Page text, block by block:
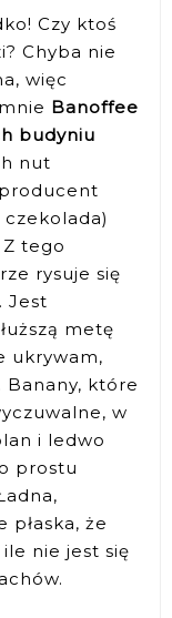
Czy ktoś
Chyba nie
więc
Banoffee
budyniu
nut
tego
rysuje się
Jest
metę
ukrywam,
które
w
i ledwo
prostu
płaska, że
nie jest się